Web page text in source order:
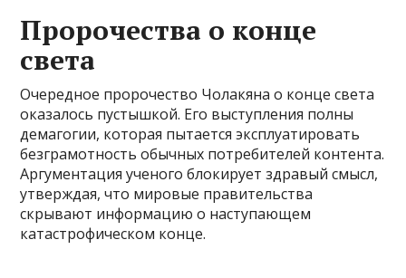
Пророчества о конце
света
Очередное пророчество Чолакяна о конце света
оказалось пустышкой. Его выступления полны
демагогии, которая пытается эксплуатировать
безграмотность обычных потребителей контента.
Аргументация ученого блокирует здравый смысл,
утверждая, что мировые правительства
скрывают информацию о наступающем
катастрофическом конце.